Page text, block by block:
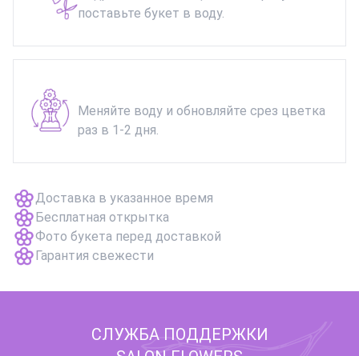
поставьте букет в воду.
Меняйте воду и обновляйте срез цветка
раз в 1-2 дня.
Доставка в указанное время
Бесплатная открытка
Фото букета перед доставкой
Гарантия свежести
СЛУЖБА ПОДДЕРЖКИ